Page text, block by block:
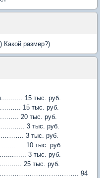
Какой размер?)
15 тыс. руб.
15 тыс. руб.
20 тыс. руб.
3 тыс. руб.
3 тыс. руб.
10 тыс. руб.
3 тыс. руб.
25 тыс. руб.
94